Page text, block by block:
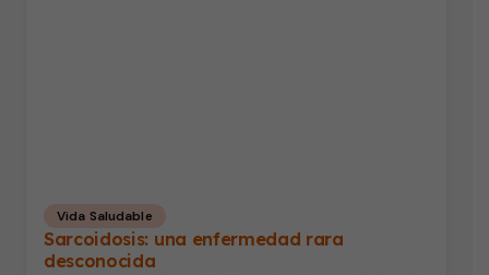
Vida Saludable
Sarcoidosis: una enfermedad rara
desconocida